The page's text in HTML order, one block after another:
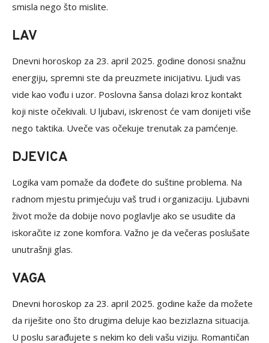
smisla nego što mislite.
LAV
Dnevni horoskop za 23. april 2025. godine donosi snažnu
energiju, spremni ste da preuzmete inicijativu. Ljudi vas
vide kao vođu i uzor. Poslovna šansa dolazi kroz kontakt
koji niste očekivali. U ljubavi, iskrenost će vam donijeti više
nego taktika. Uveče vas očekuje trenutak za pamćenje.
DJEVICA
Logika vam pomaže da dođete do suštine problema. Na
radnom mjestu primjećuju vaš trud i organizaciju. Ljubavni
život može da dobije novo poglavlje ako se usudite da
iskoračite iz zone komfora. Važno je da večeras poslušate
unutrašnji glas.
VAGA
Dnevni horoskop za 23. april 2025. godine kaže da možete
da riješite ono što drugima deluje kao bezizlazna situacija.
U poslu sarađujete s nekim ko deli vašu viziju. Romantičan